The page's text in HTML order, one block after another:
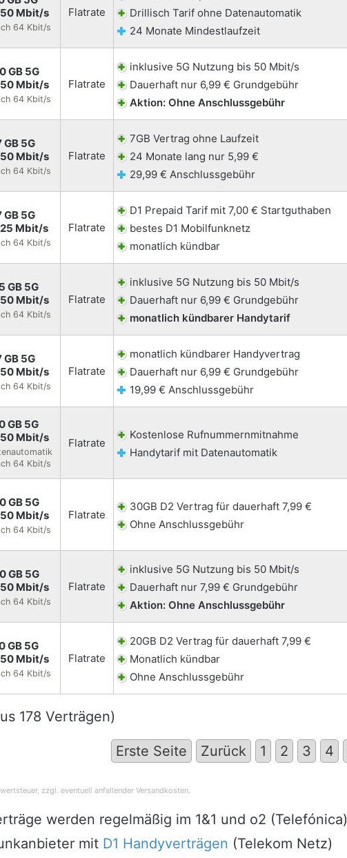
Mbit/s
64 Kbit/s
Flatrate
Drillisch Tarif ohne Datenautomatik
24 Monate Mindestlaufzeit
GB 5G
Mbit/s
64 Kbit/s
Flatrate
inklusive 5G Nutzung bis 50 Mbit/s
Dauerhaft nur 6,99 € Grundgebühr
Aktion: Ohne Anschlussgebühr
GB 5G
Mbit/s
64 Kbit/s
Flatrate
7GB Vertrag ohne Laufzeit
24 Monate lang nur 5,99 €
29,99 € Anschlussgebühr
GB 5G
Mbit/s
64 Kbit/s
Flatrate
D1 Prepaid Tarif mit 7,00 € Startguthaben
bestes D1 Mobilfunknetz
monatlich kündbar
GB 5G
Mbit/s
64 Kbit/s
Flatrate
inklusive 5G Nutzung bis 50 Mbit/s
Dauerhaft nur 6,99 € Grundgebühr
monatlich kündbarer Handytarif
GB 5G
Mbit/s
64 Kbit/s
Flatrate
monatlich kündbarer Handyvertrag
Dauerhaft nur 6,99 € Grundgebühr
19,99 € Anschlussgebühr
GB 5G
Mbit/s
64 Kbit/s
Flatrate
Kostenlose Rufnummernmitnahme
Handytarif mit Datenautomatik
GB 5G
Mbit/s
64 Kbit/s
Flatrate
30GB D2 Vertrag für dauerhaft 7,99 €
Ohne Anschlussgebühr
GB 5G
Mbit/s
64 Kbit/s
Flatrate
inklusive 5G Nutzung bis 50 Mbit/s
Dauerhaft nur 7,99 € Grundgebühr
Aktion: Ohne Anschlussgebühr
GB 5G
Mbit/s
64 Kbit/s
Flatrate
20GB D2 Vertrag für dauerhaft 7,99 €
Monatlich kündbar
Ohne Anschlussgebühr
178 Verträgen)
Erste Seite Zurück 1 2 3 4
zzgl. eventuell anfallender Versandkosten.
werden regelmäßig im 1&1 und o2 (Telefónica)
mit D1 Handyverträgen (Telekom Netz)